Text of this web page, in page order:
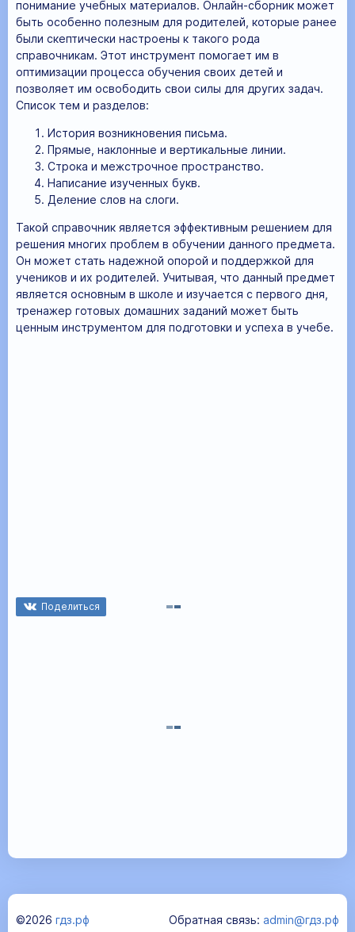
понимание учебных материалов. Онлайн-сборник может
быть особенно полезным для родителей, которые ранее
были скептически настроены к такого рода
справочникам. Этот инструмент помогает им в
оптимизации процесса обучения своих детей и
позволяет им освободить свои силы для других задач.
Список тем и разделов:
История возникновения письма.
Прямые, наклонные и вертикальные линии.
Строка и межстрочное пространство.
Написание изученных букв.
Деление слов на слоги.
Такой справочник является эффективным решением для
решения многих проблем в обучении данного предмета.
Он может стать надежной опорой и поддержкой для
учеников и их родителей. Учитывая, что данный предмет
является основным в школе и изучается с первого дня,
тренажер готовых домашних заданий может быть
ценным инструментом для подготовки и успеха в учебе.
Поделиться
©2026 гдз.рф Обратная связь: admin@гдз.рф